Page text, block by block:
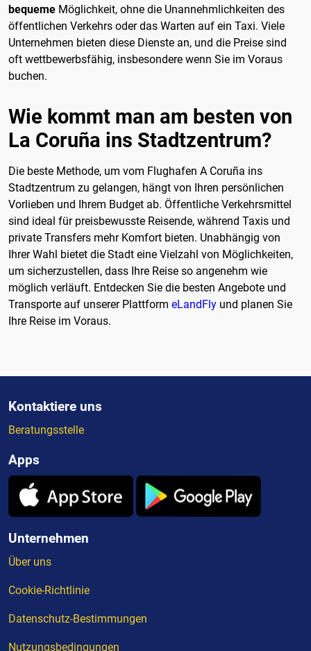
bequeme Möglichkeit, ohne die Unannehmlichkeiten des
öffentlichen Verkehrs oder das Warten auf ein Taxi. Viele
Unternehmen bieten diese Dienste an, und die Preise sind
oft wettbewerbsfähig, insbesondere wenn Sie im Voraus
buchen.
Wie kommt man am besten von
La Coruña ins Stadtzentrum?
Die beste Methode, um vom Flughafen A Coruña ins
Stadtzentrum zu gelangen, hängt von Ihren persönlichen
Vorlieben und Ihrem Budget ab. Öffentliche Verkehrsmittel
sind ideal für preisbewusste Reisende, während Taxis und
private Transfers mehr Komfort bieten. Unabhängig von
Ihrer Wahl bietet die Stadt eine Vielzahl von Möglichkeiten,
um sicherzustellen, dass Ihre Reise so angenehm wie
möglich verläuft. Entdecken Sie die besten Angebote und
Transporte auf unserer Plattform eLandFly und planen Sie
Ihre Reise im Voraus.
Kontaktiere uns
Beratungsstelle
Apps
Unternehmen
Über uns
Cookie-Richtlinie
Datenschutz-Bestimmungen
Nutzungsbedingungen